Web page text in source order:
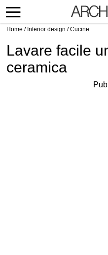
Home / Interior design /Cucine
Lavare facile
ceramica